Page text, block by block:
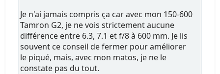
Je n'ai jamais compris ça car avec mon 150-600
Tamron G2, je ne vois strictement aucune
différence entre 6.3, 7.1 et f/8 à 600 mm. Je lis
souvent ce conseil de fermer pour améliorer
le piqué, mais, avec mon matos, je ne le
constate pas du tout.